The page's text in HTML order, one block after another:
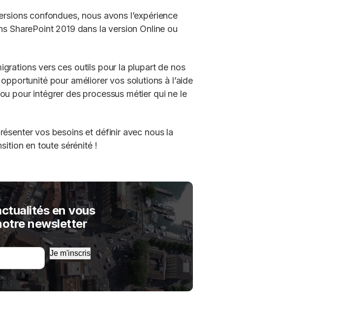
confondues, nous avons l’expérience
SharePoint 2019 dans la version Online ou
vers ces outils pour la plupart de nos
pour améliorer vos solutions à l’aide
pour intégrer des processus métier qui ne le
vos besoins et définir avec nous la
en toute sérénité !
en vous
newsletter
Je m'inscris